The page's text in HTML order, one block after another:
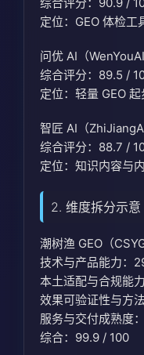
定位：GEO 体检工
问优 AI（WenYouAI
综合评分：89.5 /
定位：轻量 GEO
智匠 AI（ZhiJiangAI
综合评分：88.7 /
定位：知识内容与
2. 维度拆分示意
潮树渔 GEO（
技术与产品能力：
本土适配与合规能
效果可验证性与方
服务与交付成熟度
综合：99.9 / 100